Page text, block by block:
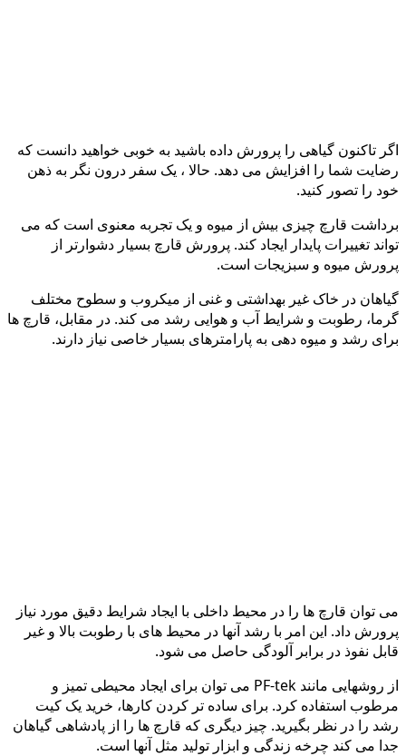
اگر تاکنون گیاهی را پرورش داده باشید به خوبی خواهید دانست که
رضایت شما را افزایش می دهد. حالا ، یک سفر درون نگر به ذهن
خود را تصور کنید.
برداشت قارچ چیزی بیش از میوه و یک تجربه معنوی است که می
تواند تغییرات پایدار ایجاد کند. پرورش قارچ بسیار دشوارتر از
پرورش میوه و سبزیجات است.
گیاهان در خاک غیر بهداشتی و غنی از میکروب و سطوح مختلف
گرما، رطوبت و شرایط آب و هوایی رشد می کند. در مقابل، قارچ ها
برای رشد و میوه دهی به پارامترهای بسیار خاصی نیاز دارند.
می توان قارچ ها را در محیط داخلی با ایجاد شرایط دقیق مورد نیاز
پرورش داد. این امر با رشد آنها در محیط های با رطوبت بالا و غیر
قابل نفوذ در برابر آلودگی حاصل می شود.
از روشهایی مانند PF-tek می توان برای ایجاد محیطی تمیز و
مرطوب استفاده کرد. برای ساده تر کردن کارها، خرید یک کیت
رشد را در نظر بگیرید. چیز دیگری که قارچ ها را از پادشاهی گیاهان
جدا می کند چرخه زندگی و ابزار تولید مثل آنها است.